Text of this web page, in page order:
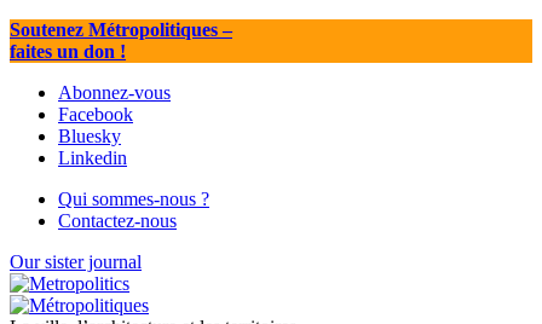
Soutenez Métropolitiques–
faites un don !
Abonnez-vous
Facebook
Bluesky
Linkedin
Qui sommes-nous ?
Contactez-nous
Our sister journal